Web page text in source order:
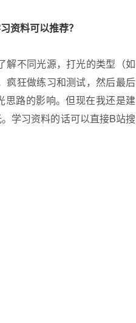
资料可以推荐？
解不同光源，打光的类型（如
疯狂做练习和测试，然后最后
思路的影响。但现在我还是建
学习资料的话可以直接B站搜